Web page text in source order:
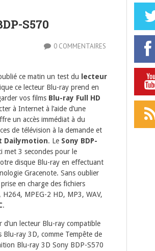
S570
0 COMMENTAIRES
ce matin un test du
lecteur
ce lecteur Blu-ray prend en
vos films Blu-ray Full HD
à Internet à l’aide d’une
un accès immédiat à du
de télévision à la demande et
Dailymotion. Le Sony BDP-
met 3 secondes pour le
disque Blu-ray en effectuant
Gracenote. Sans oublier
en charge des fichiers
MPEG-2 HD, MP3, WAV,
.
lecteur Blu-ray compatible
ray 3D, comme Tempête de
Blu-ray 3D Sony BDP-S570